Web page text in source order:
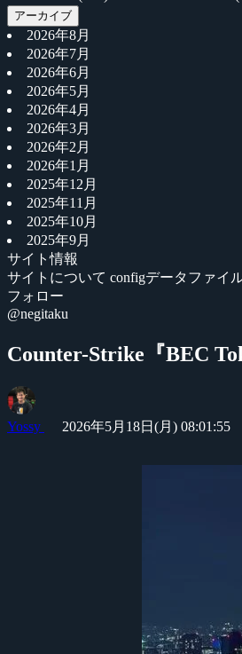
アーカイブ
2026年8月
2026年7月
2026年6月
2026年5月
2026年4月
2026年3月
2026年2月
2026年1月
2025年12月
2025年11月
2025年10月
2025年9月
サイト情報
サイトについて configデータファイ
フォロー
@negitaku
Counter-Strike『BEC
Yossy 2026年5月18日(月) 08:01:55